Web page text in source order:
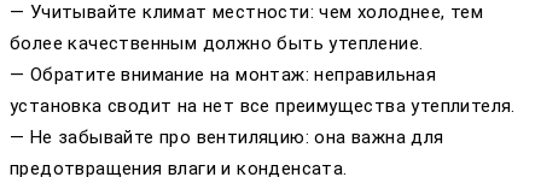
— Учитывайте климат местности: чем холоднее, тем
более качественным должно быть утепление.
— Обратите внимание на монтаж: неправильная
установка сводит на нет все преимущества утеплителя.
— Не забывайте про вентиляцию: она важна для
предотвращения влаги и конденсата.